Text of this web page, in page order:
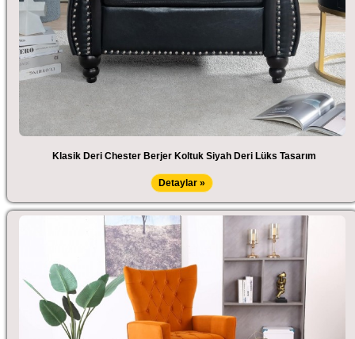
Klasik Deri Chester Berjer Koltuk Siyah Deri Lüks Tasarım
Detaylar »